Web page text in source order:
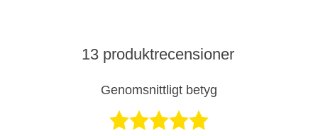
13 produktrecensioner
Genomsnittligt betyg
Betygsatt 4,7